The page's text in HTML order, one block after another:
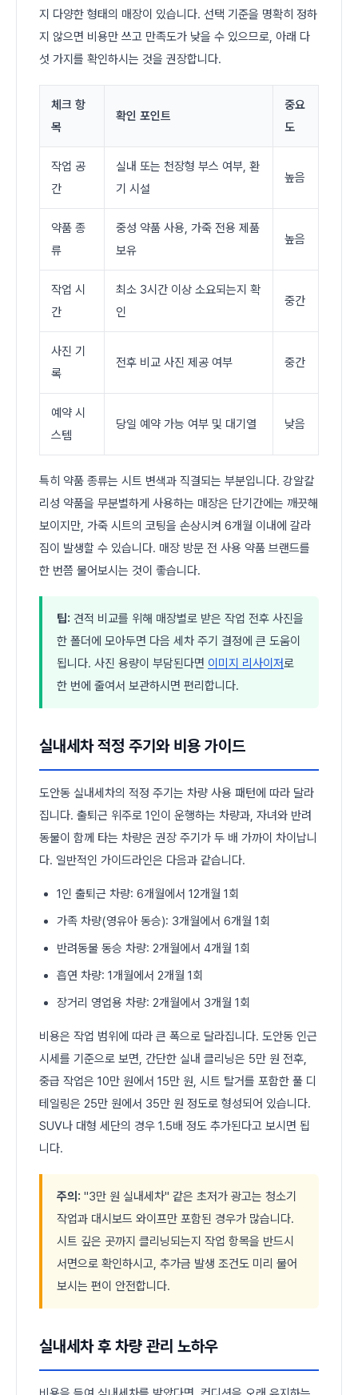
지 다양한 형태의 매장이 있습니다. 선택 기준을 명확히 정하
지 않으면 비용만 쓰고 만족도가 낮을 수 있으므로, 아래 다
섯 가지를 확인하시는 것을 권장합니다.
체크 항
목
확인 포인트
중요
도
작업 공
간
실내 또는 천장형 부스 여부, 환
기 시설
높음
약품 종
류
중성 약품 사용, 가죽 전용 제품
보유
높음
작업 시
간
최소 3시간 이상 소요되는지 확
인
중간
사진 기
록
전후 비교 사진 제공 여부 중간
예약 시
스템
당일 예약 가능 여부 및 대기열 낮음
특히 약품 종류는 시트 변색과 직결되는 부분입니다. 강알칼
리성 약품을 무분별하게 사용하는 매장은 단기간에는 깨끗해
보이지만, 가죽 시트의 코팅을 손상시켜 6개월 이내에 갈라
짐이 발생할 수 있습니다. 매장 방문 전 사용 약품 브랜드를
한 번쯤 물어보시는 것이 좋습니다.
팁: 견적 비교를 위해 매장별로 받은 작업 전후 사진을
한 폴더에 모아두면 다음 세차 주기 결정에 큰 도움이
됩니다. 사진 용량이 부담된다면 이미지 리사이저로
한 번에 줄여서 보관하시면 편리합니다.
실내세차 적정 주기와 비용 가이드
도안동 실내세차의 적정 주기는 차량 사용 패턴에 따라 달라
집니다. 출퇴근 위주로 1인이 운행하는 차량과, 자녀와 반려
동물이 함께 타는 차량은 권장 주기가 두 배 가까이 차이납니
다. 일반적인 가이드라인은 다음과 같습니다.
1인 출퇴근 차량: 6개월에서 12개월 1회
가족 차량(영유아 동승): 3개월에서 6개월 1회
반려동물 동승 차량: 2개월에서 4개월 1회
흡연 차량: 1개월에서 2개월 1회
장거리 영업용 차량: 2개월에서 3개월 1회
비용은 작업 범위에 따라 큰 폭으로 달라집니다. 도안동 인근
시세를 기준으로 보면, 간단한 실내 클리닝은 5만 원 전후,
중급 작업은 10만 원에서 15만 원, 시트 탈거를 포함한 풀 디
테일링은 25만 원에서 35만 원 정도로 형성되어 있습니다.
SUV나 대형 세단의 경우 1.5배 정도 추가된다고 보시면 됩
니다.
주의: "3만 원 실내세차" 같은 초저가 광고는 청소기
작업과 대시보드 와이프만 포함된 경우가 많습니다.
시트 깊은 곳까지 클리닝되는지 작업 항목을 반드시
서면으로 확인하시고, 추가금 발생 조건도 미리 물어
보시는 편이 안전합니다.
실내세차 후 차량 관리 노하우